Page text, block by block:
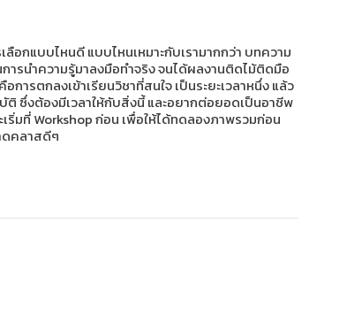
อกแบบไหนดี แบบไหนเหมาะกับเรามากกว่า บทความ
ารนำความรู้มาลงมือทำจริง จนได้ผลงานติดไม้ติดมือ
ารตกลงเข้าเรียนวิชาที่สนใจ เป็นระยะเวลาหนึ่ง แล้ว
ติ ซึ่งต้องมีเวลาให้กับสิ่งนี้ และอยากต่อยอดเป็นอาชีพ
ริ่มที่ Workshop ก่อน เพื่อให้ได้ทดลองภาพรวมก่อน
ดคลาสดีๆ